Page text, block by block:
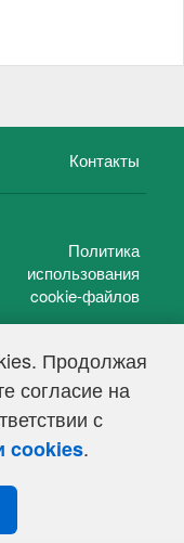
Продолжая
согласие на
с
cookies.
Контакты
Политика
использования
cookie-файлов
77-39848, выдано